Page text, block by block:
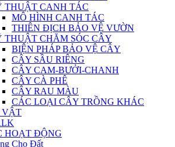
THUẬT CANH TÁC
MÔ HÌNH CANH TÁC
THIÊN ĐỊCH BẢO VỆ VƯỜN
THUẬT CHĂM SÓC CÂY
BIỆN PHÁP BẢO VỆ CÂY
CÂY SẦU RIÊNG
CÂY CAM-BƯỞI-CHANH
CÂY CÀ PHÊ
CÂY RAU MÀU
CÁC LOẠI CÂY TRỒNG KHÁC
VẬT
HOẠT ĐỘNG
Cho Đất